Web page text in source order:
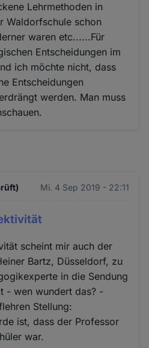
Lehrmethoden in
Waldorfschule schon
waren etc......Für
Entscheidungen im
ich möchte nicht, dass
Entscheidungen
werden. Man muss
Mi. 4 Sep 2019 - 22:11
scheint mir auch der
Bartz, Düsseldorf, zu
in die Sendung
- wen wundert das? -
Stellung:
ist, dass der Professor
war.